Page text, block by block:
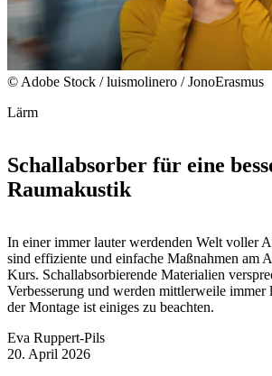
© Adobe Stock / luismolinero / JonoErasmus
Lärm
Schallabsorber für eine
Raumakustik
In einer immer lauter werdenden Welt voller
sind effiziente und einfache Maßnahmen am
Kurs. Schallabsorbierende Materialien
Verbesserung und werden mittlerweile immer
der Montage ist einiges zu beachten.
Eva Ruppert-Pils
20. April 2026